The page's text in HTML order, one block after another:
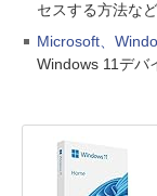
セスする方法な
Microsoft、
Windows 11デバ